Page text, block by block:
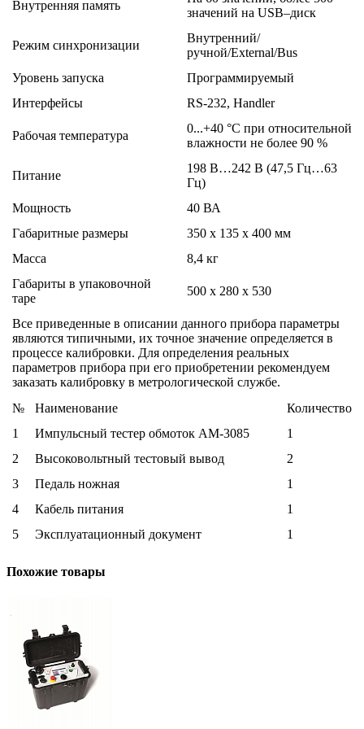
Внутренняя память
значений на USB–диск
Режим синхронизации
Внутренний/
ручной/External/Bus
Уровень запуска
Программируемый
Интерфейсы
RS-232, Handler
Рабочая температура
0...+40 °С при относительной
влажности не более 90 %
Питание
198 В…242 В (47,5 Гц…63
Гц)
Мощность
40 ВА
Габаритные размеры
350 х 135 х 400 мм
Масса
8,4 кг
Габариты в упаковочной
таре
500 х 280 х 530
Все приведенные в описании данного прибора параметры
являются типичными, их точное значение определяется в
процессе калибровки. Для определения реальных
параметров прибора при его приобретении рекомендуем
заказать калибровку в метрологической службе.
№
Наименование
Количество
1
Импульсный тестер обмоток АМ-3085
1
2
Высоковольтный тестовый вывод
2
3
Педаль ножная
1
4
Кабель питания
1
5
Эксплуатационный документ 1
Похожие товары